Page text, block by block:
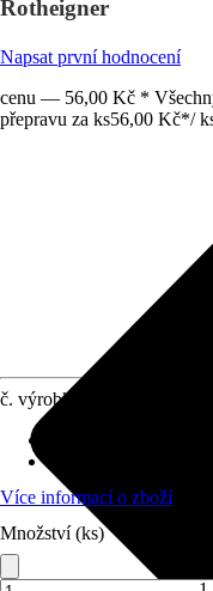
Rotheigner
Napsat první hodnocení
cenu — 56,00 Kč *
přepravu za ks56,00 Kč*/
č. výrobku
Více informací o zboží
Množství (ks)